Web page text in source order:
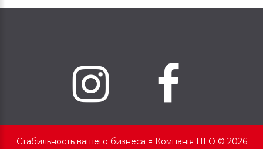
Стабильность вашего бизнеса = Компанія НЕО © 2026